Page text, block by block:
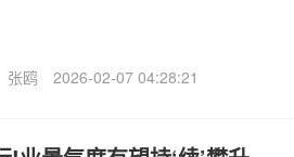
张鸥 2026-02-07 04:28:21